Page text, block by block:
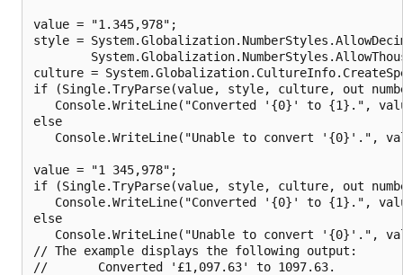
value = "1.345,978";
style =
culture =
if (Single.TryParse(value, style, culture, out
Console.WriteLine("Converted '{0}' to {1}.",
else
Console.WriteLine("Unable to convert '{0}'.",
value = "1 345,978";
if (Single.TryParse(value, style, culture, out
Console.WriteLine("Converted '{0}' to {1}.",
else
Console.WriteLine("Unable to convert '{0}'.",
// The example displays the following output:
//       Converted '£1,097.63' to 1097.63.